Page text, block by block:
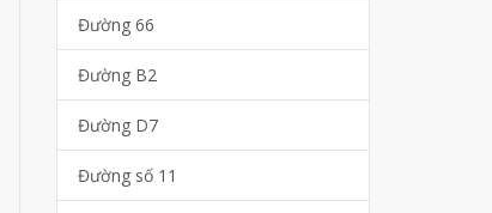
Đường 66
Đường B2
Đường D7
Đường số 11